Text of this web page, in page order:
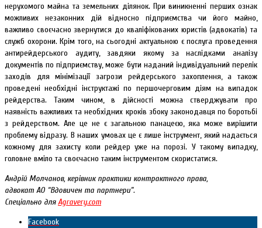
нерухомого майна та земельних ділянок. При виникненні перших ознак
можливих незаконних дій відносно підприємства чи його майно,
важливо своєчасно звернутися до кваліфікованих юристів (адвокатів) та
служб охорони. Крім того, на сьогодні актуальною є послуга проведення
антирейдерського аудиту, завдяки якому за наслідками аналізу
документів по підприємству, може бути наданий індивідуальний перелік
заходів для мінімізації загрози рейдерського захоплення, а також
проведені необхідні інструктажі по першочерговим діям на випадок
рейдерства. Таким чином, в дійсності можна стверджувати про
наявність важливих та необхідних кроків збоку законодавця по боротьбі
з рейдерством. Але це не є загальною панацеєю, яка може вирішити
проблему відразу. В наших умовах це є лише інструмент, який надається
кожному для захисту коли рейдер уже на порозі. У такому випадку,
головне вміло та своєчасно таким інструментом скористатися.
Андрій Молчанов, керівник практики контрактного права,
адвокат АО “Вдовичен та партнери”.
Спеціально дляAgravery.com
Facebook